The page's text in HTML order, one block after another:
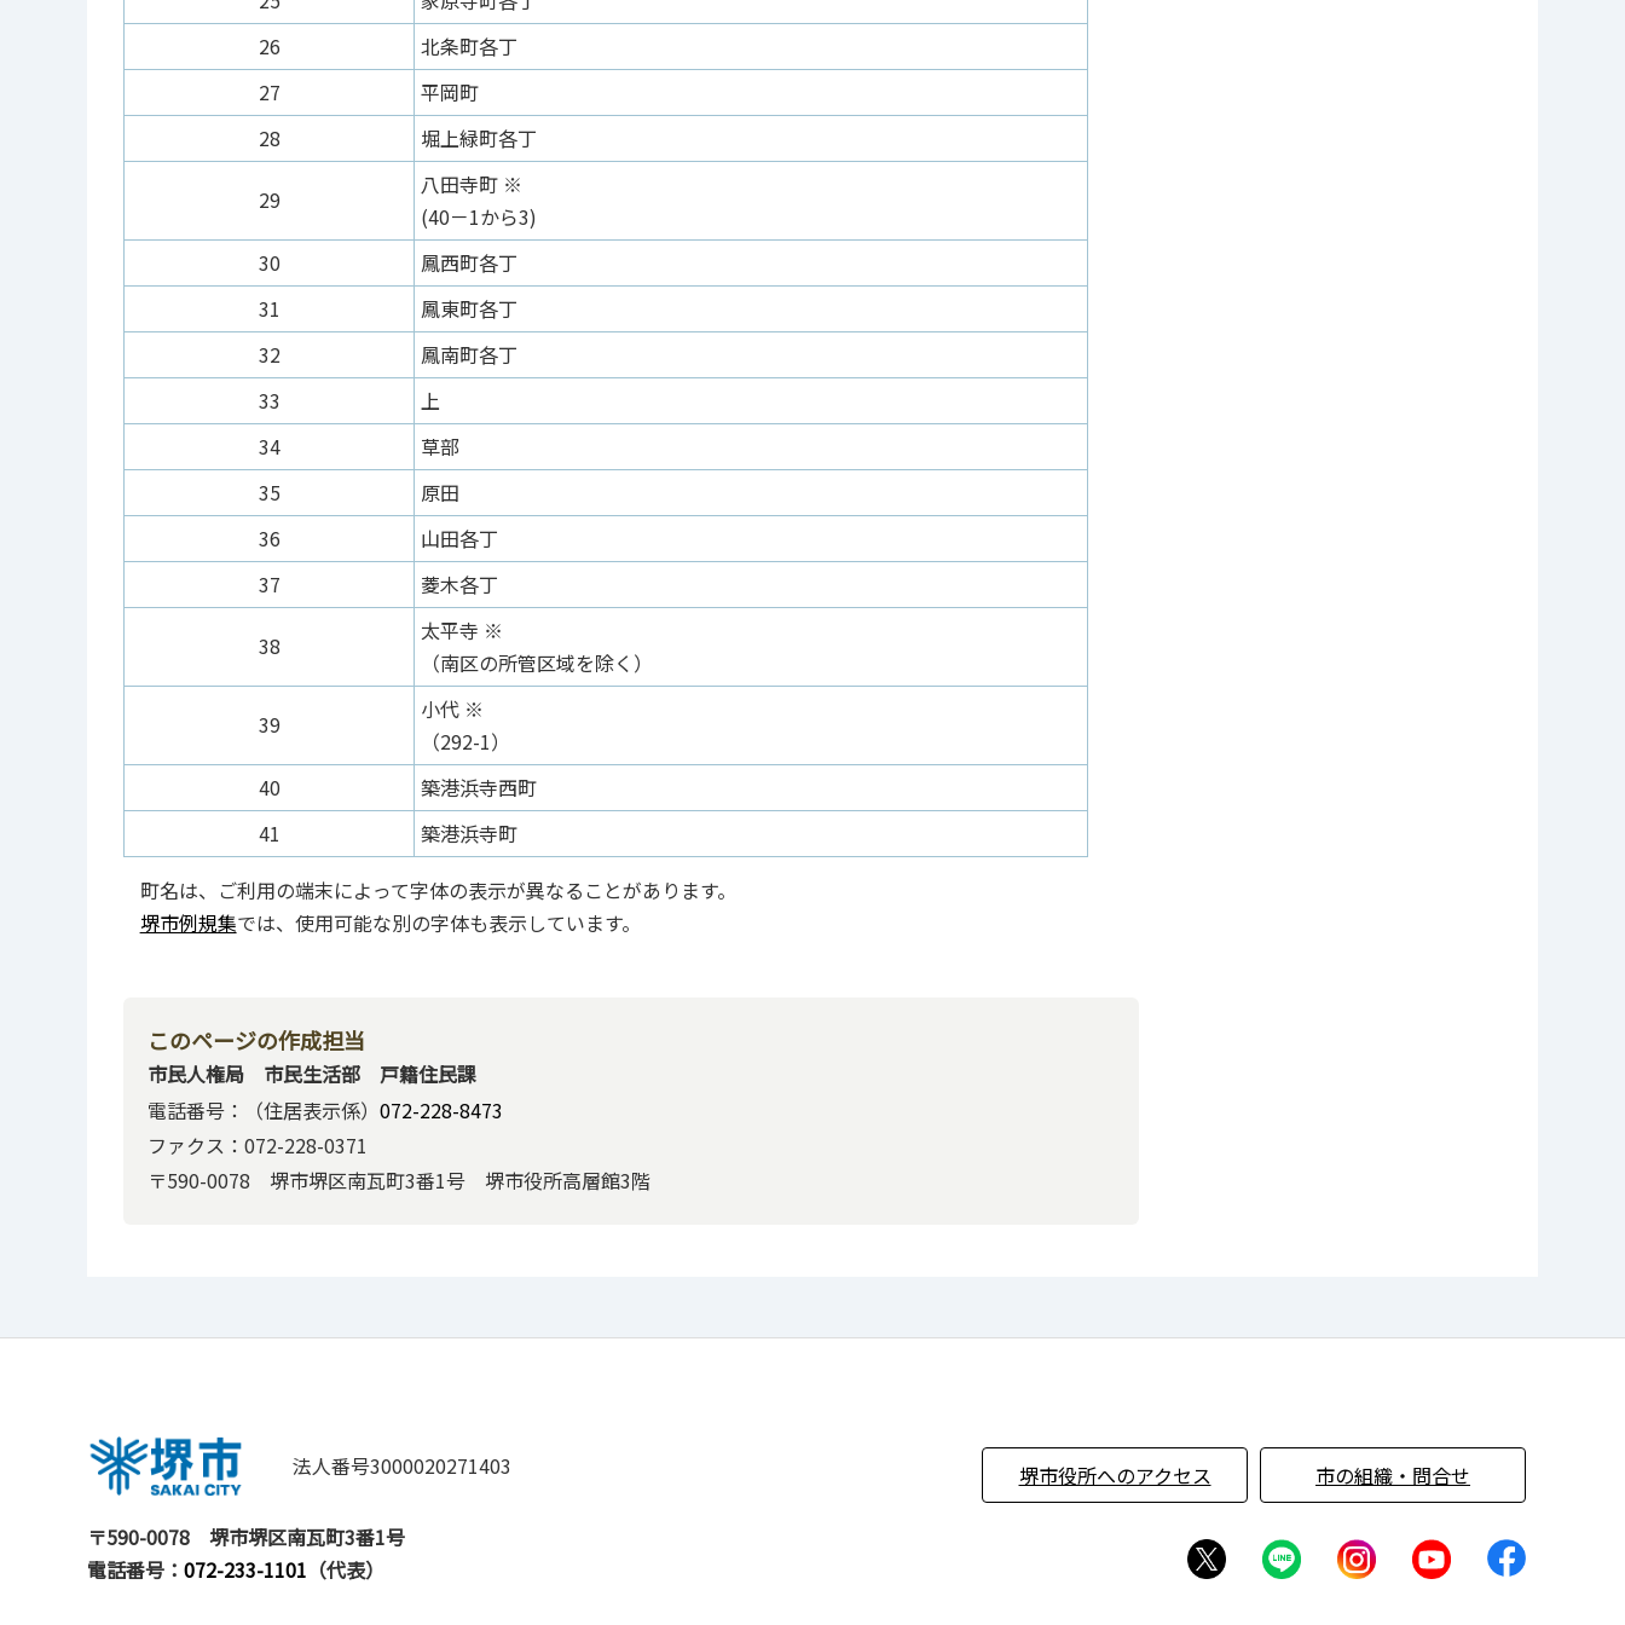
26
北条町各丁
27
平岡町
28
堀上緑町各丁
29
八田寺町 ※
(40－1から3)
30
鳳西町各丁
31
鳳東町各丁
32
鳳南町各丁
33
上
34
草部
35
原田
36
山田各丁
37
菱木各丁
38
太平寺 ※
（南区の所管区域を除く）
39
小代 ※
（292-1）
40
築港浜寺西町
41
築港浜寺町
町名は、ご利用の端末によって字体の表示が異なることがあります。
堺市例規集では、使用可能な別の字体も表示しています。
このページの作成担当
市民人権局 市民生活部 戸籍住民課
電話番号：（住居表示係） 072-228-8473
ファクス：072-228-0371
〒590-0078 堺市堺区南瓦町3番1号 堺市役所高層館3階
法人番号3000020271403
〒590-0078
堺市堺区南瓦町3番1号
電話番号： 072-233-1101 （代表）
堺市役所へのアクセス 市の組織・問合せ